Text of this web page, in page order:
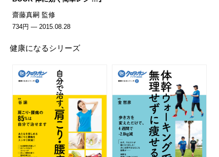
齋藤真嗣 監修
734円 — 2015.08.28
健康になるシリーズ